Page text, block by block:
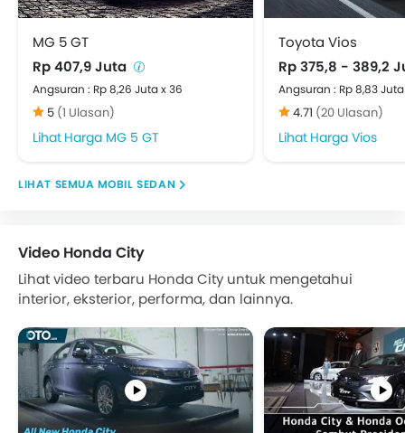
MG 5 GT
Rp 407,9 Juta
Angsuran : Rp 8,26 Juta x 36
5 (1 Ulasan)
Harga MG 5 GT
Toyota Vios
Rp 375,8 - 389,2
Angsuran : Rp 8,83
4.71 (20 Ulasan)
Harga Vios
MOBIL SEDAN
Video Honda City
Lihat video terbaru Honda City untuk mengetahui
interior, eksterior, performa, dan lainnya.